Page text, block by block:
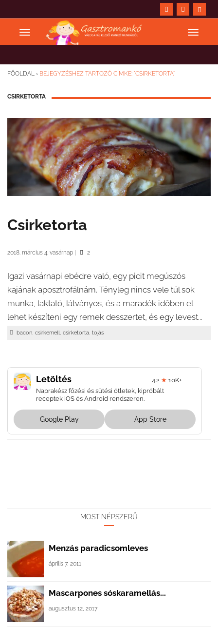
FŐOLDAL › BEJEGYZÉSHEZ TARTOZÓ CÍMKE: "CSIRKETORTA"
CSIRKETORTA
Csirketorta
2018. március 4. vasárnap 2
Igazi vasárnapi ebédre való, egy picit megúszós
kajának aposztrofálnám. Tényleg nincs vele túl sok
munka, laktató, látványos, és a maradék időben el
lehet készíteni egy remek desszertet, és egy levest...
bacon, csirkemell, csirketorta, tojás
Letöltés 4.2 ★ 10K+
Naprakész főzési és sütési ötletek, kipróbált
receptek iOS és Android rendszeren.
Google Play App Store
MOST NÉPSZERŰ
Menzás paradicsomleves
április 7, 2011
Mascarpones sóskaramellás...
augusztus 12, 2017